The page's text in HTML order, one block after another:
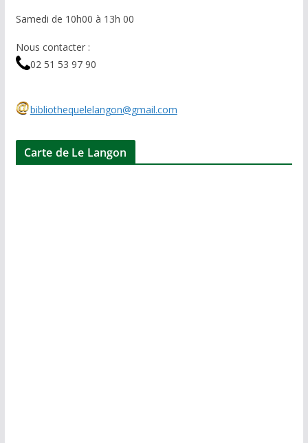
Samedi de 10h00 à 13h 00
Nous contacter :
02 51 53 97 90
bibliothequelelangon@gmail.com
Carte de Le Langon